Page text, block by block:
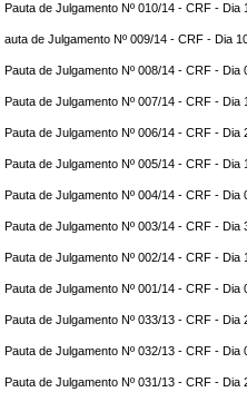
Pauta de Julgamento Nº 010/14 - CRF - Dia
auta de Julgamento Nº 009/14 - CRF - Dia
Pauta de Julgamento Nº 008/14 - CRF - Dia
Pauta de Julgamento Nº 007/14 - CRF - Dia
Pauta de Julgamento Nº 006/14 - CRF - Dia
Pauta de Julgamento Nº 005/14 - CRF - Dia
Pauta de Julgamento Nº 004/14 - CRF - Dia
Pauta de Julgamento Nº 003/14 - CRF - Dia
Pauta de Julgamento Nº 002/14 - CRF - Dia
Pauta de Julgamento Nº 001/14 - CRF - Dia
Pauta de Julgamento Nº 033/13 - CRF - Dia
Pauta de Julgamento Nº 032/13 - CRF - Dia
Pauta de Julgamento Nº 031/13 - CRF - Dia